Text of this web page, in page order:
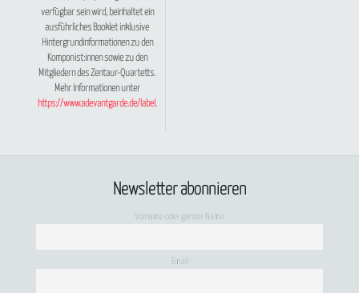
verfügbar sein wird, beinhaltet ein
ausführliches Booklet inklusive
Hintergrundinformationen zu den
Komponist:innen sowie zu den
Mitgliedern des Zentaur-Quartetts.
Mehr Informationen unter
https://www.adevantgarde.de/label .
Newsletter abonnieren
Vorname oder ganzer Name
Email